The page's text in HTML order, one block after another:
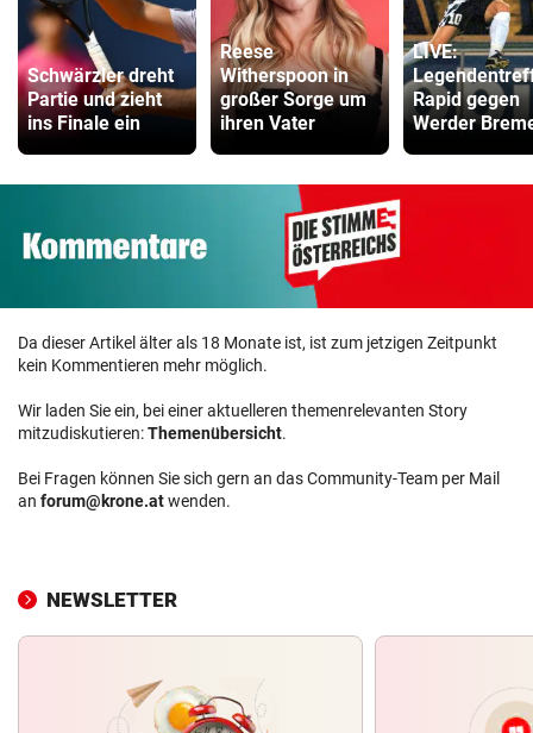
Schwärzler dreht
Partie und zieht
ins Finale ein
Reese
Witherspoon in
großer Sorge um
ihren Vater
LIVE:
Rapid gegen
Werder
Da dieser Artikel älter als 18 Monate ist, ist zum jetzigen Zeitpunkt
kein Kommentieren mehr möglich.
Wir laden Sie ein, bei einer aktuelleren themenrelevanten Story
mitzudiskutieren:Themenübersicht.
Bei Fragen können Sie sich gern an das Community-Team per Mail
an forum@krone.atwenden.
NEWSLETTER